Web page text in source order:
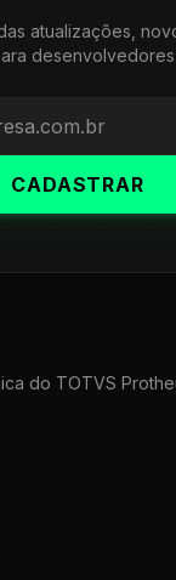
atualizações,
desenvolvedores
CADASTRAR
do TOTVS